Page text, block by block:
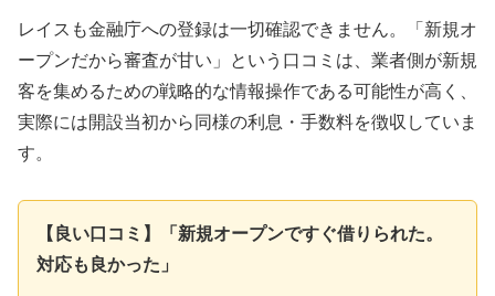
レイスも金融庁への登録は一切確認できません。「新規オ
ープンだから審査が甘い」という口コミは、業者側が新規
客を集めるための戦略的な情報操作である可能性が高く、
実際には開設当初から同様の利息・手数料を徴収していま
す。
【良い口コミ】「新規オープンですぐ借りられた。
対応も良かった」